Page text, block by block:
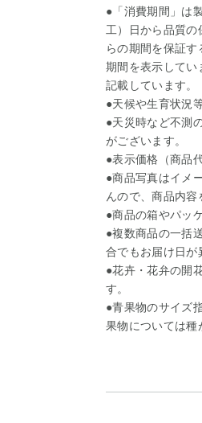
●「消費期間」は
工）日から品質
らの期間を保証
期間を表示してい
記載しています。
●天候や生育状況
●天災時など不測
がございます。
●表示価格（商品
●商品写真はイメ
んので、商品内容
●商品の箱やパッ
●複数商品の一括
合でもお届け日が
●花卉・花弁の開
す。
●青果物のサイズ
果物については種